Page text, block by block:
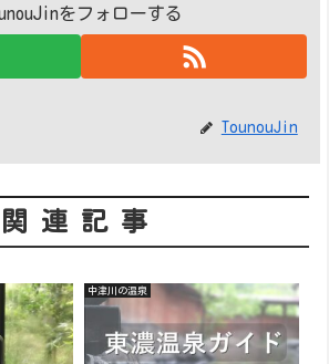
をフォローする
TounouJin
関連記事
中津川の温泉